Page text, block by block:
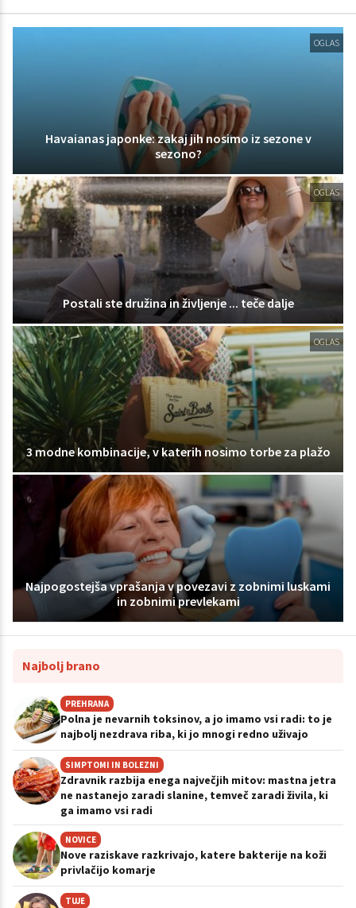
OGLAS
Havaianas japonke: zakaj jih nosimo iz sezone v
sezono?
OGLAS
Postali ste družina in življenje ... teče dalje
OGLAS
3 modne kombinacije, v katerih nosimo torbe za plažo
Najpogostejša vprašanja v povezavi z zobnimi luskami
in zobnimi prevlekami
Najbolj brano
PREHRANA
Polna je nevarnih toksinov, a jo imamo vsi radi: to je
najbolj nezdrava riba, ki jo mnogi redno uživajo
SIMPTOMI IN BOLEZNI
Zdravnik razbija enega največjih mitov: mastna jetra
ne nastanejo zaradi slanine, temveč zaradi živila, ki
ga imamo vsi radi
NOVICE
Nove raziskave razkrivajo, katere bakterije na koži
privlačijo komarje
TUJE